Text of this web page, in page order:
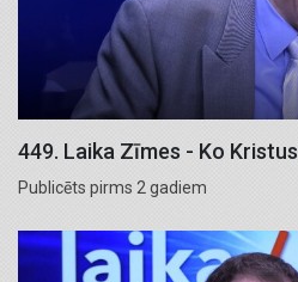
449. Laika Zīmes - Ko
Publicēts pirms 2 gadiem